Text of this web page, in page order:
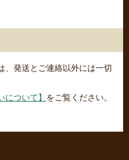
、発送とご連絡以外には一切
について】 をご覧ください。